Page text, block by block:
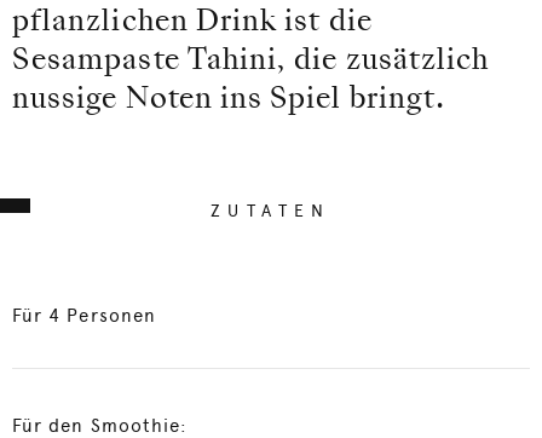
pflanzlichen Drink ist die
Sesampaste Tahini, die zusätzlich
nussige Noten ins Spiel bringt.
ZUTATEN
Für 4 Personen
Für den Smoothie: